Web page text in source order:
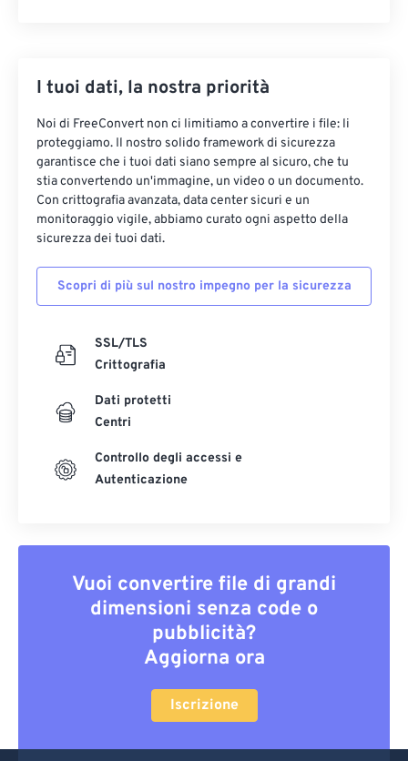
I tuoi dati, la nostra priorità
Noi di FreeConvert non ci limitiamo a convertire i file: li
proteggiamo. Il nostro solido framework di sicurezza
garantisce che i tuoi dati siano sempre al sicuro, che tu
stia convertendo un'immagine, un video o un documento.
Con crittografia avanzata, data center sicuri e un
monitoraggio vigile, abbiamo curato ogni aspetto della
sicurezza dei tuoi dati.
Scopri di più sul nostro impegno per la sicurezza
SSL/TLS
Crittografia
Dati protetti
Centri
Controllo degli accessi e
Autenticazione
Vuoi convertire file di grandi
dimensioni senza code o
pubblicità?
Aggiorna ora
Iscrizione